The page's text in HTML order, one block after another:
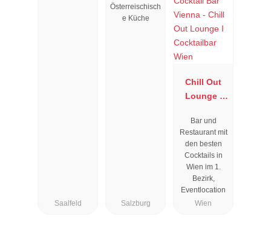
Saalfeld
Österreischisch
e Küche
Salzburg
Chill Out
Lounge I
Wien
Bar und
Restaurant mit
den besten
Cocktails in
Wien im 1.
Bezirk,
Eventlocation
Wien